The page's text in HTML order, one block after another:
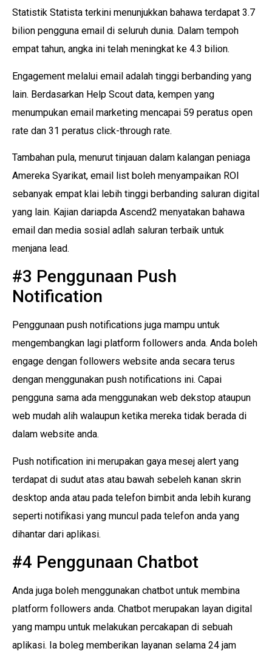
Statistik Statista terkini menunjukkan bahawa terdapat 3.7
bilion pengguna email di seluruh dunia. Dalam tempoh
empat tahun, angka ini telah meningkat ke 4.3 bilion.
Engagement melalui email adalah tinggi berbanding yang
lain. Berdasarkan Help Scout data, kempen yang
menumpukan email marketing mencapai 59 peratus open
rate dan 31 peratus click-through rate.
Tambahan pula, menurut tinjauan dalam kalangan peniaga
Amereka Syarikat, email list boleh menyampaikan ROI
sebanyak empat klai lebih tinggi berbanding saluran digital
yang lain. Kajian dariapda Ascend2 menyatakan bahawa
email dan media sosial adlah saluran terbaik untuk
menjana lead.
#3 Penggunaan Push
Notification
Penggunaan push notifications juga mampu untuk
mengembangkan lagi platform followers anda. Anda boleh
engage dengan followers website anda secara terus
dengan menggunakan push notifications ini. Capai
pengguna sama ada menggunakan web dekstop ataupun
web mudah alih walaupun ketika mereka tidak berada di
dalam website anda.
Push notification ini merupakan gaya mesej alert yang
terdapat di sudut atas atau bawah sebeleh kanan skrin
desktop anda atau pada telefon bimbit anda lebih kurang
seperti notifikasi yang muncul pada telefon anda yang
dihantar dari aplikasi.
#4 Penggunaan Chatbot
Anda juga boleh menggunakan chatbot untuk membina
platform followers anda. Chatbot merupakan layan digital
yang mampu untuk melakukan percakapan di sebuah
aplikasi. Ia boleg memberikan layanan selama 24 jam